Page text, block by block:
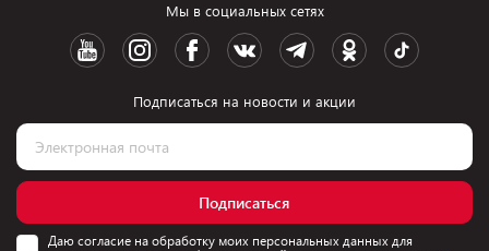
Мы в социальных сетях
Подписаться на новости и акции
Подписаться
Даю согласие на обработку моих персональных данных для